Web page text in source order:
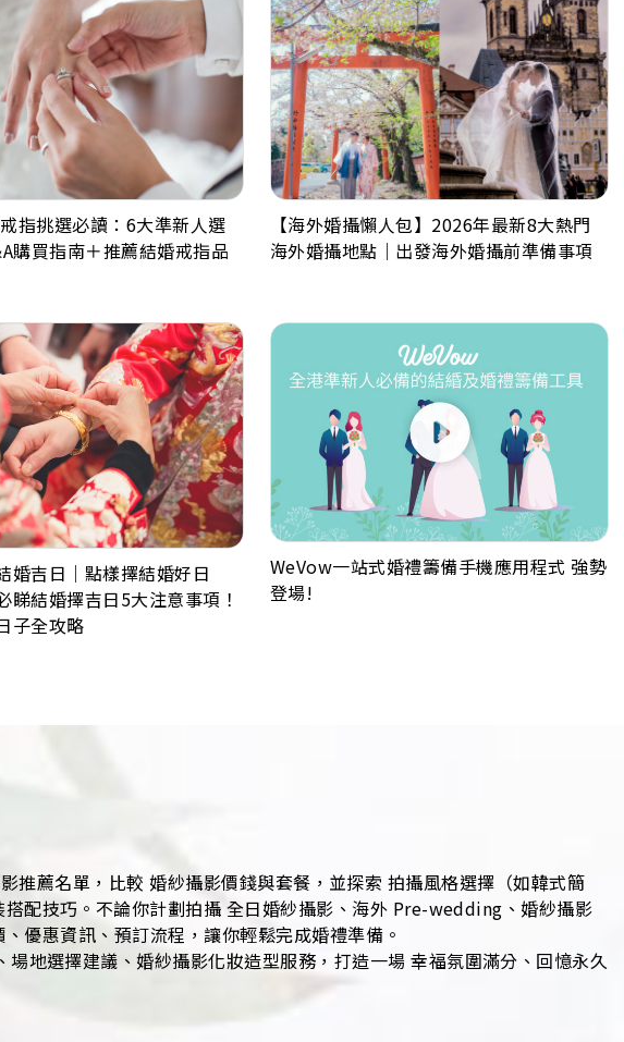
指挑選必讀：6大準新人選
購買指南＋推薦結婚戒指品
【海外婚攝懶人包】2026年最新8大熱門
海外婚攝地點｜出發海外婚攝前準備事項
婚吉日｜點樣擇結婚好日
睇結婚擇吉日5大注意事項！
子全攻略
WeVow一站式婚禮籌備手機應用程式 強勢
登場!
薦名單，比較 婚紗攝影價錢與套餐，並探索 拍攝風格選擇（如韓式簡
配技巧。不論你計劃拍攝 全日婚紗攝影、海外 Pre-wedding、婚紗攝影
優惠資訊、預訂流程，讓你輕鬆完成婚禮準備。
地選擇建議、婚紗攝影化妝造型服務，打造一場 幸福氛圍滿分、回憶永久